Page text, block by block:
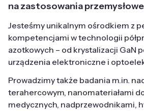
na zastosowania
Jesteśmy unikalnym ośrodkiem z
kompetencjami w technologii
azotkowych – od krystalizacji GaN
urządzenia elektroniczne i
Prowadzimy także badania m.in.
terahercowym, nanomateriałami
medycznych, nadprzewodnikami,